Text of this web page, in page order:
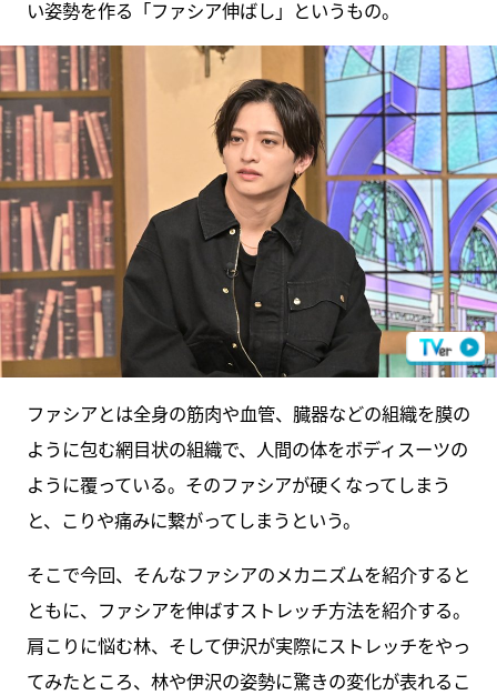
い姿勢を作る「ファシア伸ばし」というもの。
ファシアとは全身の筋肉や血管、臓器などの組織を膜の
ように包む網目状の組織で、人間の体をボディスーツの
ように覆っている。そのファシアが硬くなってしまう
と、こりや痛みに繋がってしまうという。
そこで今回、そんなファシアのメカニズムを紹介すると
ともに、ファシアを伸ばすストレッチ方法を紹介する。
肩こりに悩む林、そして伊沢が実際にストレッチをやっ
てみたところ、林や伊沢の姿勢に驚きの変化が表れるこ